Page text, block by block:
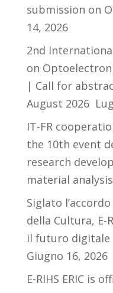
submission on
14, 2026
2nd
on
| Call for
August 2026
IT-FR
the 10th event
research
material analysis
Siglato
della Cultura, E-
il futuro
Giugno 16, 2026
E-RIHS ERIC is